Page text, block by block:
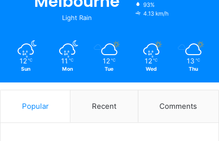
Light Rain
93%
4.13 km/h
12 ℃
Sun
11 ℃
Mon
12 ℃
Tue
12 ℃
Wed
13 ℃
Thu
Popular Recent Comments